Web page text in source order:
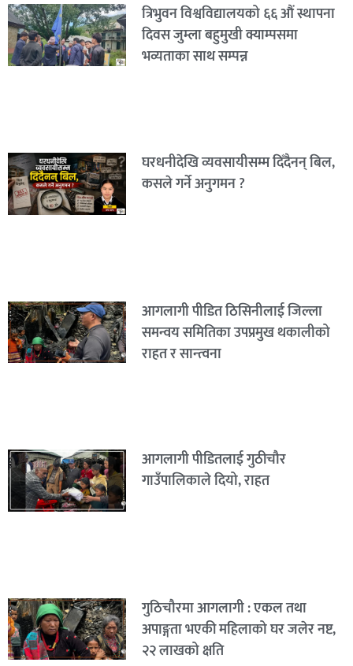
त्रिभुवन विश्वविद्यालयको ६६ औं स्थापना
दिवस जुम्ला बहुमुखी क्याम्पसमा
भव्यताका साथ सम्पन्न
घरधनीदेखि व्यवसायीसम्म दिँदैनन् बिल,
कसले गर्ने अनुगमन ?
आगलागी पीडित ठिसिनीलाई जिल्ला
समन्वय समितिका उपप्रमुख थकालीको
राहत र सान्त्वना
आगलागी पीडितलाई गुठीचौर
गाउँपालिकाले दियो, राहत
गुठिचौरमा आगलागी : एकल तथा
अपाङ्गता भएकी महिलाको घर जलेर नष्ट,
२२ लाखको क्षति